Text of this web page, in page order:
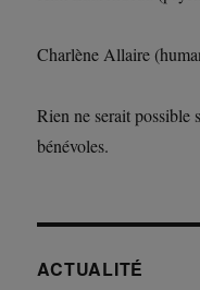
Charlène Allaire
Rien ne serait possible
bénévoles.
ACTUALITÉ